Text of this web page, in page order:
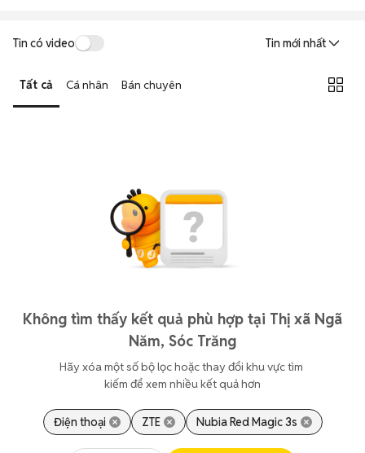
Tin có video Tin mới nhất
Tất cả Cá nhân Bán chuyên
Không tìm thấy kết quả phù hợp tại Thị xã Ngã
Năm, Sóc Trăng
Hãy xóa một số bộ lọc hoặc thay đổi khu vực tìm
kiếm để xem nhiều kết quả hơn
Điện thoại ZTE Nubia Red Magic 3s